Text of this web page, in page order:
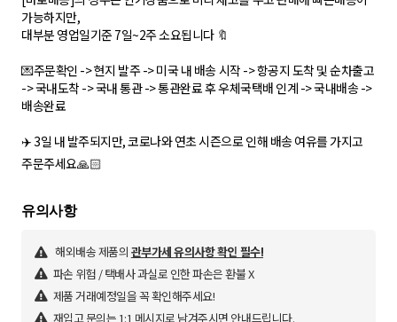
가능하지만,
대부분 영업일기준 7일~2주 소요됩니다 🔖
💌주문확인 -> 현지 발주 -> 미국 내 배송 시작 -> 항공지 도착 및 순차출고
-> 국내도착 -> 국내 통관 -> 통관완료 후 우체국택배 인계 -> 국내배송 ->
배송완료
✈️ 3일 내 발주되지만, 코로나와 연초 시즌으로 인해 배송 여유를 가지고
주문주세요🙏🏻
유의사항
해외배송 제품의 관부가세 유의사항 확인 필수!
파손 위험 / 택배사 과실로 인한 파손은 환불 X
제품 거래예정일을 꼭 확인해주세요!
재입고 문의는 1:1 메시지로 남겨주시면 안내드립니다.